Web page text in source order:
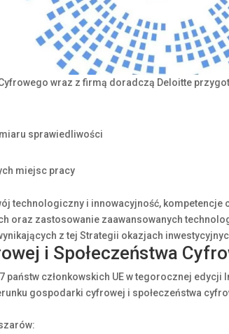
wraz z firmą doradczą Deloitte
sprawiedliwości
miejsc pracy
technologiczny i innowacyjność,
oraz zastosowanie zaawansowanych
z tej Strategii okazjach
i Społeczeństwa
państw członkowskich UE w tegorocznej
gospodarki cyfrowej i społeczeństwa